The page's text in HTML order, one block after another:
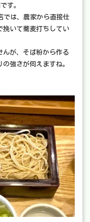
す。
では、農家から直接仕
挽いて蕎麦打ちしてい
んが、そば粉から作る
強さが伺えますね。